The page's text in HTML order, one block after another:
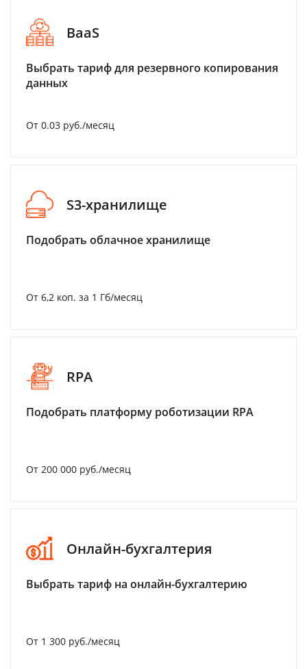
BaaS
Выбрать тариф для резервного копирования
данных
От 0.03 руб./месяц
S3-хранилище
Подобрать облачное хранилище
От 6,2 коп. за 1 Гб/месяц
RPA
Подобрать платформу роботизации RPA
От 200 000 руб./месяц
Онлайн-бухгалтерия
Выбрать тариф на онлайн-бухгалтерию
От 1 300 руб./месяц